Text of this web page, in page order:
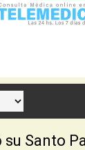
su Santo